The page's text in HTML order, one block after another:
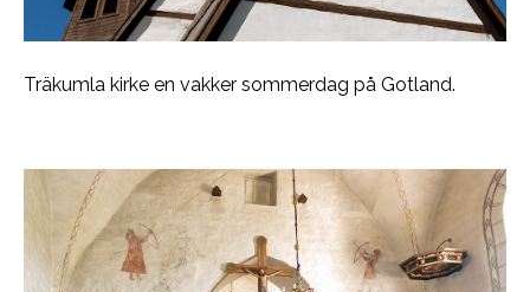
Träkumla kirke en vakker sommerdag på Gotland.